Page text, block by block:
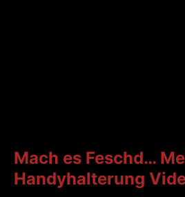
Mach es Feschd…
Handyhalterung